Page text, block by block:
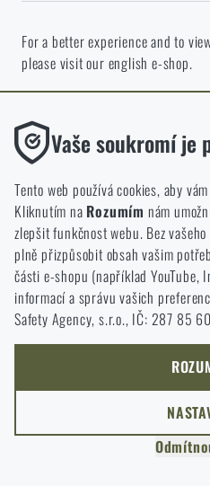
Ve vámi vybraném jazyce stránka
zde, nebo přejít na hlavní stránku
si vyberete?
ROZUMÍM,
For a better experience and to
please visit our english e-shop.
I WILL
GO TO
Vaše soukromí je
Tento web používá cookies, aby
Kliknutím na Rozumím nám
zlepšit funkčnost webu. Bez
plně přizpůsobit obsah vašim
části e-shopu (například YouTube,
informací a správu vašich
Safety Agency, s.r.o., IČ: 287 85
Funkční
Bez nich by náš web vůbec
možné zakázat jejich ukládání.
Analytické
Do těchto cookies se
procházíte a používáte náš
se našim zákazníkům líbí a
Marketingové
Tyto cookies nám pomáhají
náš e-shop, aby byla co
neustále rozvíjet a zlepšovat.
Díky těmto cookies